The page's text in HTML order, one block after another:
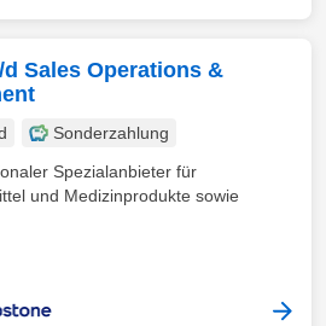
Sales Operations &
Sonderzahlung
Spezialanbieter für
und Medizinprodukte sowie